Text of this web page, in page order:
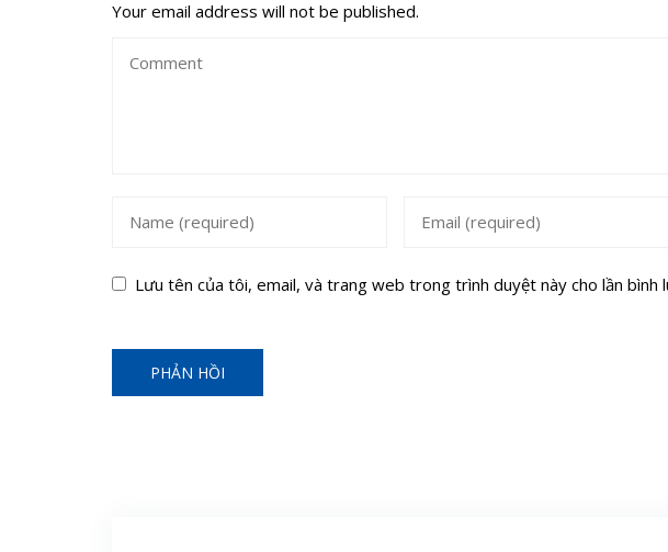
Your email address will not be published.
Lưu tên của tôi, email, và trang web trong trình duyệt này cho lần bình